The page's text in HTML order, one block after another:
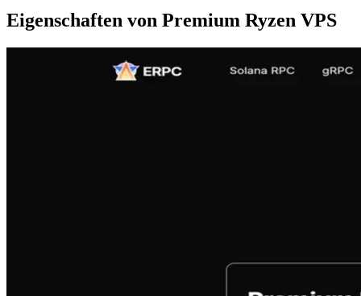
Eigenschaften von Premium Ryzen VPS